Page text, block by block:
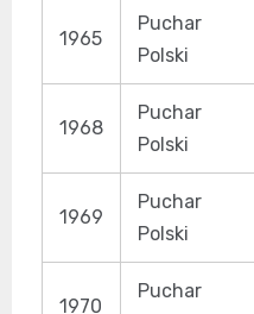
1965
Puchar
Polski
1968
Puchar
Polski
1969
Puchar
Polski
1970
Puchar